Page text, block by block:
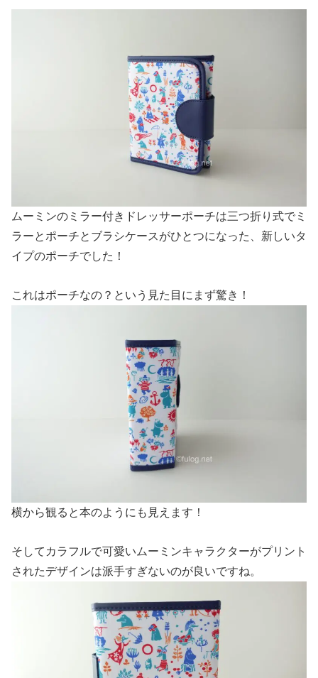
ムーミンのミラー付きドレッサーポーチは三つ折り式でミ
ラーとポーチとブラシケースがひとつになった、新しいタ
イプのポーチでした！
これはポーチなの？という見た目にまず驚き！
横から観ると本のようにも見えます！
そしてカラフルで可愛いムーミンキャラクターがプリント
されたデザインは派手すぎないのが良いですね。